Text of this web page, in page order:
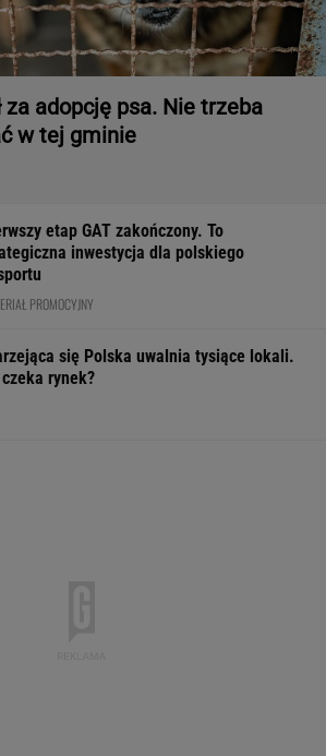
za adopcję psa. Nie trzeba
w tej gminie
etap GAT zakończony. To
inwestycja dla polskiego
PROMOCYJNY
się Polska uwalnia tysiące lokali.
rynek?